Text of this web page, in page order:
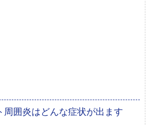
周囲炎はどんな症状が出ます